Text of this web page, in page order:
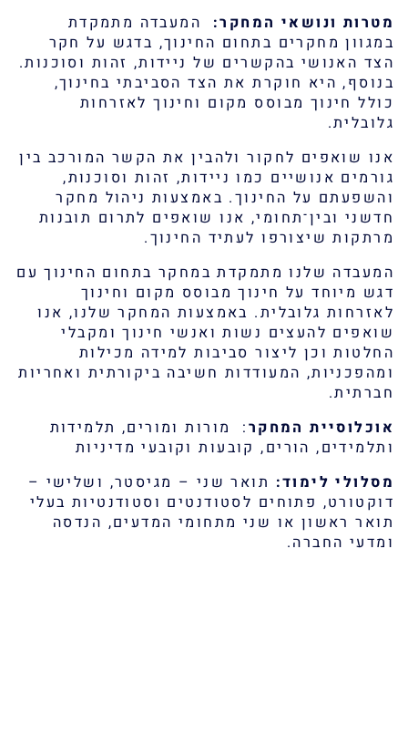
מטרות ונושאי המחקר:
המעבדה מתמקדת
במגוון מחקרים בתחום החינוך, בדגש על חקר
הצד האנושי בהקשרים של ניידות, זהות וסוכנות.
בנוסף, היא חוקרת את הצד הסביבתי בחינוך,
כולל חינוך מבוסס מקום וחינוך לאזרחות
גלובלית.
אנו שואפים לחקור ולהבין את הקשר המורכב בין
גורמים אנושיים כמו ניידות, זהות וסוכנות,
והשפעתם על החינוך. באמצעות ניהול מחקר
חדשני ובין־תחומי, אנו שואפים לתרום תובנות
מרתקות שיצורפו לעתיד החינוך.
המעבדה שלנו מתמקדת במחקר בתחום החינוך עם
דגש מיוחד על חינוך מבוסס מקום וחינוך
לאזרחות גלובלית. באמצעות המחקר שלנו, אנו
שואפים להעצים נשות ואנשי חינוך ומקבלי
החלטות וכן ליצור סביבות למידה מכילות
ומהפכניות, המעודדות חשיבה ביקורתית ואחריות
חברתית.
אוכלוסיית המחקר: מורות ומורים, תלמידות
ותלמידים, הורים, קובעות וקובעי מדיניות
מסלולי לימוד: תואר שני – מגיסטר, ושלישי –
דוקטורט, פתוחים לסטודנטים וסטודנטיות בעלי
תואר ראשון או שני מתחומי המדעים, הנדסה
ומדעי החברה.